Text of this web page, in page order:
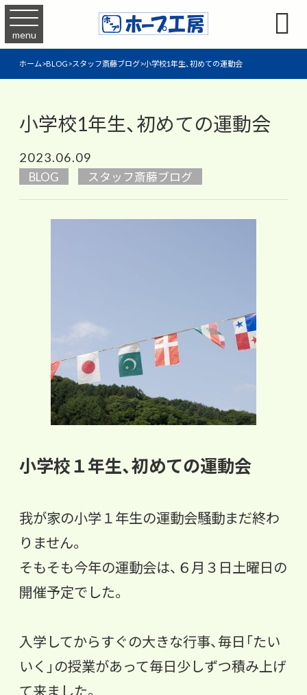
menu 
ホーム>BLOG>スタッフ斎藤ブログ>小学校1年生、初めての運動会
小学校1年生、初めての運動会
2023.06.09
BLOG スタッフ斎藤ブログ
小学校１年生、初めての運動会
我が家の小学１年生の運動会騒動まだ終わ
りません。
そもそも今年の運動会は、６月３日土曜日の
開催予定でした。
入学してからすぐの大きな行事、毎日「たい
いく」 の授業があって毎日少しずつ積み上げ
て来ました。